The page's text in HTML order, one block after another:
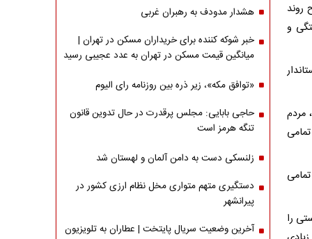
روند
و
مردم
را
هشدار مدودف به رهبران غربی
خبر شوکه کننده برای خریداران مسکن در تهران |
میانگین قیمت مسکن در تهران به عدد عجیبی رسید
«توافق مکه»، زیر ذره بین روزنامه رای الیوم
حاجی بابایی: مجلس پرقدرت در حال تدوین قانون
تنگه هرمز است
زلنسکی دست به دامن آلمان و لهستان شد
دستگیری متهم متواری مخل نظام ارزی کشور در
پیرانشهر
آخرین وضعیت سریال پایتخت | عطاران به تلویزیون